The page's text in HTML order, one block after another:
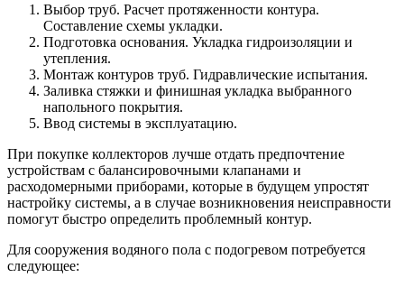
Выбор труб. Расчет протяженности контура.
Составление схемы укладки.
Подготовка основания. Укладка гидроизоляции и
утепления.
Монтаж контуров труб. Гидравлические испытания.
Заливка стяжки и финишная укладка выбранного
напольного покрытия.
Ввод системы в эксплуатацию.
При покупке коллекторов лучше отдать предпочтение
устройствам с балансировочными клапанами и
расходомерными приборами, которые в будущем упростят
настройку системы, а в случае возникновения неисправности
помогут быстро определить проблемный контур.
Для сооружения водяного пола с подогревом потребуется
следующее: